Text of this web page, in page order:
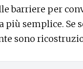
barriere per
più semplice. Se
sono